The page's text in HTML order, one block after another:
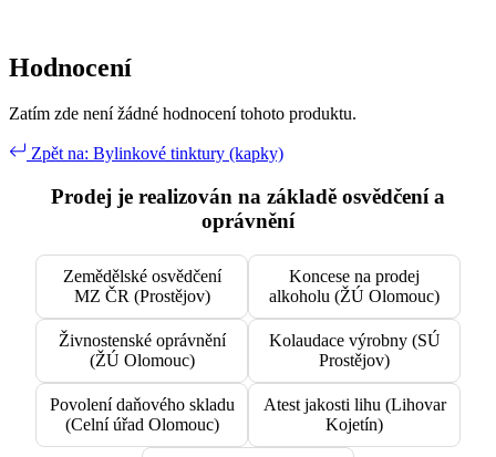
Hodnocení
Zatím zde není žádné hodnocení tohoto produktu.
Zpět na: Bylinkové tinktury (kapky)
Prodej je realizován na základě osvědčení a
oprávnění
Zemědělské osvědčení
MZ ČR (Prostějov)
Koncese na prodej
alkoholu (ŽÚ Olomouc)
Živnostenské oprávnění
(ŽÚ Olomouc)
Kolaudace výrobny (SÚ
Prostějov)
Povolení daňového skladu
(Celní úřad Olomouc)
Atest jakosti lihu (Lihovar
Kojetín)